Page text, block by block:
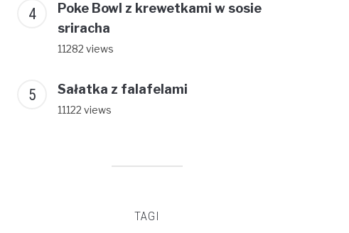
Poke Bowl z krewetkami w sosie
sriracha
11282 views
Sałatka z falafelami
11122 views
TAGI